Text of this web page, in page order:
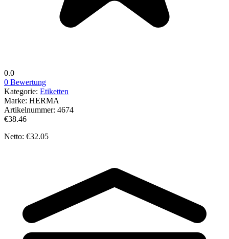
0.0
0 Bewertung
Kategorie: Etiketten
Marke: HERMA
Artikelnummer: 4674
€38.46
Netto: €32.05